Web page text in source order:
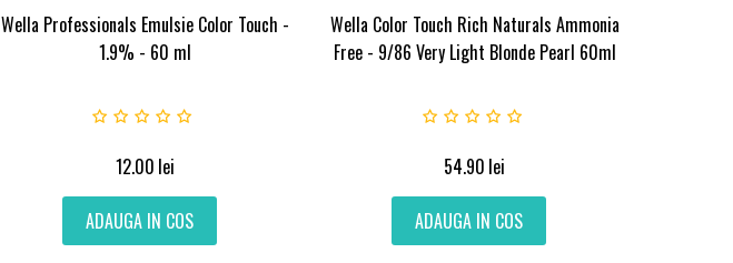
Wella Professionals Emulsie Color Touch -
1.9% - 60 ml
12.00 lei
ADAUGA IN COS
Wella Color Touch Rich Naturals Ammonia
Free - 9/86 Very Light Blonde Pearl 60ml
54.90 lei
ADAUGA IN COS